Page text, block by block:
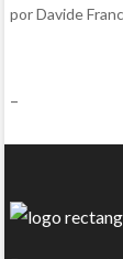
porDavide
–